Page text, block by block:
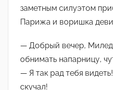
заметным силуэтом
Парижа и воришка
— Добрый вечер,
обнимать напарницу,
— Я так рад тебя
скучал!